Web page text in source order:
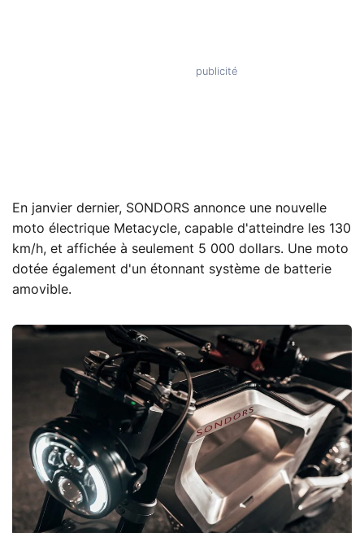
En janvier dernier, SONDORS annonce une nouvelle
moto électrique Metacycle, capable d'atteindre les 130
km/h, et affichée à seulement 5 000 dollars. Une moto
dotée également d'un étonnant système de batterie
amovible.